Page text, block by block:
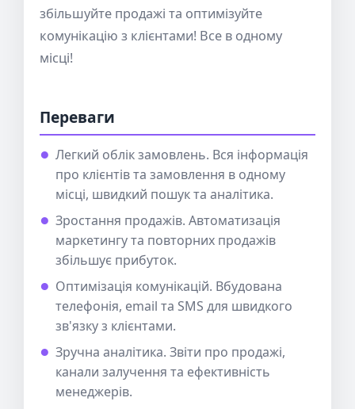
збільшуйте продажі та оптимізуйте
комунікацію з клієнтами! Все в одному
місці!
Переваги
Легкий облік замовлень. Вся інформація
про клієнтів та замовлення в одному
місці, швидкий пошук та аналітика.
Зростання продажів. Автоматизація
маркетингу та повторних продажів
збільшує прибуток.
Оптимізація комунікацій. Вбудована
телефонія, email та SMS для швидкого
зв'язку з клієнтами.
Зручна аналітика. Звіти про продажі,
канали залучення та ефективність
менеджерів.